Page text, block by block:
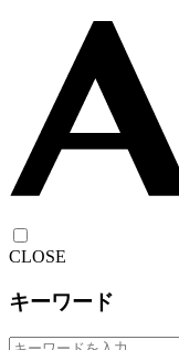
CLOSE
キーワード